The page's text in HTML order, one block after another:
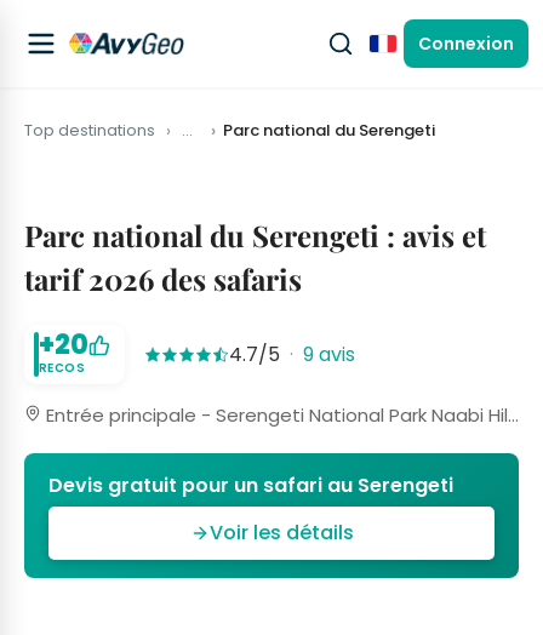
FrançaisConnexion
Top destinations … Parc national du Serengeti
Parc national du Serengeti : avis et
tarif 2026 des safaris
+20
RECOS 4.7/5 · 9 avis
Entrée principale - Serengeti National Park Naabi Hill Gate, 23100 Arusha, Tanzanie
Devis gratuit pour un safari au Serengeti
Voir les détails